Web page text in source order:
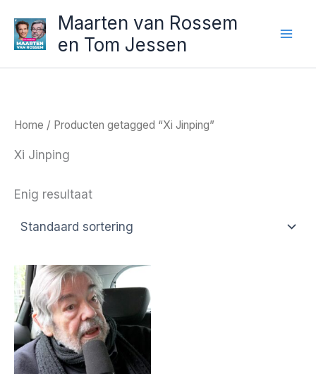
naar
inhoud
Maarten van Rossem
en Tom Jessen
Home / Producten getagged “Xi Jinping”
Xi Jinping
Enig resultaat